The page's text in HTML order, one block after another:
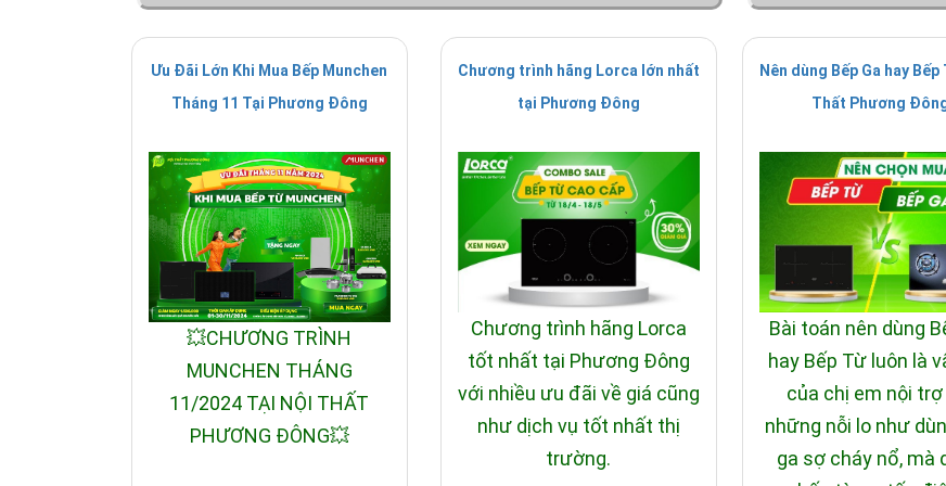
Ưu Đãi Lớn Khi Mua Bếp Munchen
Tháng 11 Tại Phương Đông
💥CHƯƠNG TRÌNH
MUNCHEN THÁNG
11/2024 TẠI NỘI THẤT
PHƯƠNG ĐÔNG💥
Chương trình hãng Lorca lớn nhất
tại Phương Đông
Chương trình hãng Lorca
tốt nhất tại Phương Đông
với nhiều ưu đãi về giá cũng
như dịch vụ tốt nhất thị
trường.
Nên dùng Bếp Ga hay
Thất Phương
Bài toán nên dùng
hay Bếp Từ luôn là
của chị em nội trợ
những nỗi lo như
ga sợ cháy nổ, mà